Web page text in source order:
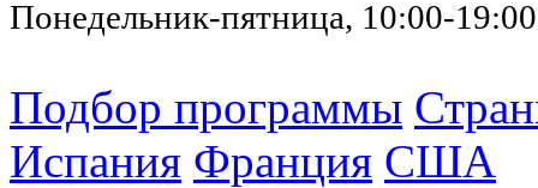
Понедельник-пятница, 10:00-19:00
Подбор программы
Испания Франция США